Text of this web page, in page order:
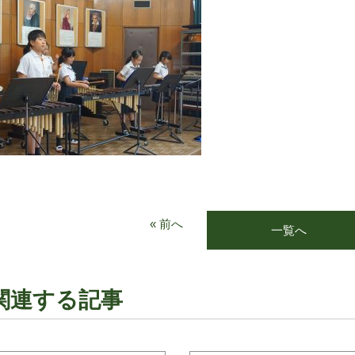
« 前へ 一覧へ
連する記事